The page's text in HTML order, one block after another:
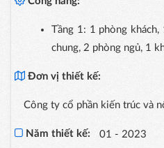
Tầng 1: 1 phòng
chung, 2 phòng ngủ, 1
Đơn vị thiết kế:
Công ty cổ phần kiến trúc và
Năm thiết kế: 01 - 2023